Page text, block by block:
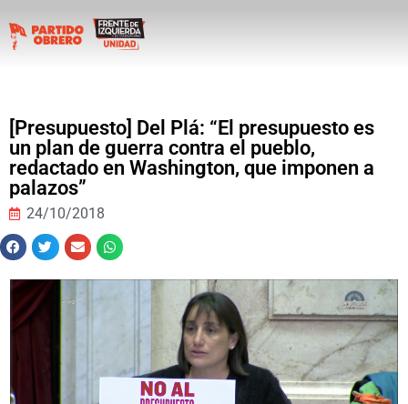
[Presupuesto] Del Plá: “El presupuesto es
un plan de guerra contra el pueblo,
redactado en Washington, que imponen a
palazos”
24/10/2018